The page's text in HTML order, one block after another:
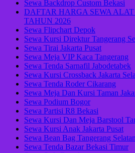
Sewa Backdrop Custom Bekasi
DAFTAR HARGA SEWA
TAHUN 2026
Sewa Flipchart Depok
Sewa Kursi Direktur Tangerang
Sewa Tirai Jakarta Pusat
Sewa Meja VIP Kaca Tangerang
Sewa Tenda Sarnafil Jabodetabek
Sewa Kursi Crossback Jakarta
Sewa Tenda Roder Cikarang
Sewa Meja Dan Kursi Taman
Sewa Podium Bogor
Sewa Partisi R8 Bekasi
Sewa Kursi Dan Meja Barstool
Sewa Kursi Anak Jakarta Pusat
Sewa Bean Bag Tangerang Selatan
Sewa Tenda Bazar Bekasi Timur